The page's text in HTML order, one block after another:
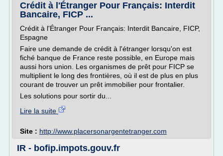
Crédit à l'Étranger Pour Français: Interdit
Bancaire, FICP ...
Crédit à l'Étranger Pour Français: Interdit Bancaire, FICP,
Espagne
Faire une demande de crédit à l'étranger lorsqu'on est
fiché banque de France reste possible, en Europe mais
aussi hors union. Les organismes de prêt pour FICP se
multiplient le long des frontières, où il est de plus en plus
courant de trouver un prêt immobilier pour frontalier.
Les solutions pour sortir du...
Lire la suite
Site : http://www.placersonargentetranger.com
IR - bofip.impots.gouv.fr